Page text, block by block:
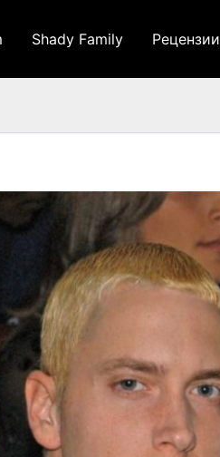
Shady Family Рецензии